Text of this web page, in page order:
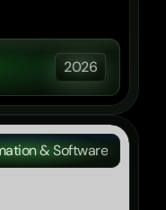
2026
& Software